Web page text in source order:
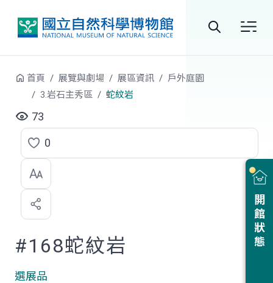
開館狀態
首頁 展覽與劇場 展區資訊
戶外庭園
3.岩石主秀區
蛇紋岩
73
點
選
喜
歡
0
#168蛇紋岩
選展品